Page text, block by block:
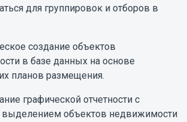
для группировок и отборов в
создание объектов
в базе данных на основе
планов размещения.
графической отчетности с
объектов недвижимости